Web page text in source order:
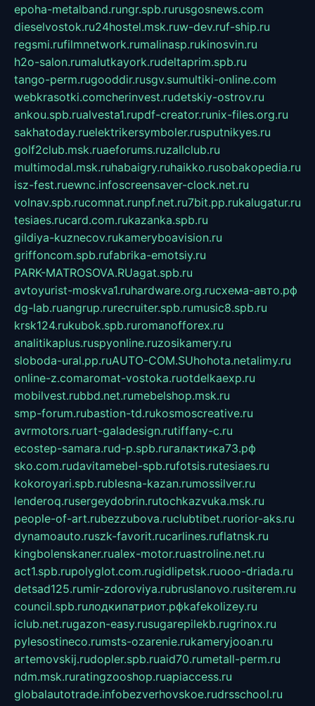
epoha-metalband.rungr.spb.rurusgosnews.com
dieselvostok.ru24hostel.msk.ruw-dev.ruf-ship.ru
regsmi.rufilmnetwork.rumalinasp.rukinosvin.ru
h2o-salon.rumalutkayork.rudeltaprim.spb.ru
tango-perm.rugooddir.rusgv.sumultiki-online.com
webkrasotki.comcherinvest.rudetskiy-ostrov.ru
ankou.spb.rualvesta1.rupdf-creator.runix-files.org.ru
sakhatoday.ruelektrikersymboler.rusputnikyes.ru
golf2club.msk.ruaeforums.ruzallclub.ru
multimodal.msk.ruhabaigry.ruhaikko.rusobakopedia.ru
isz-fest.ruewnc.infoscreensaver-clock.net.ru
volnav.spb.rucomnat.runpf.net.ru7bit.pp.rukalugatur.ru
tesiaes.rucard.com.rukazanka.spb.ru
gildiya-kuznecov.rukameryboavision.ru
griffoncom.spb.rufabrika-emotsiy.ru
PARK-MATROSOVA.RUagat.spb.ru
avtoyurist-moskva1.ruhardware.org.ruсхема-авто.рф
dg-lab.ruangrup.rurecruiter.spb.rumusic8.spb.ru
krsk124.rukubok.spb.ruromanofforex.ru
analitikaplus.ruspyonline.ruzosikamery.ru
sloboda-ural.pp.ruAUTO-COM.SUhohota.netalimy.ru
online-z.comaromat-vostoka.ruotdelkaexp.ru
mobilvest.rubbd.net.rumebelshop.msk.ru
smp-forum.rubastion-td.rukosmoscreative.ru
avrmotors.ruart-galadesign.rutiffany-c.ru
ecostep-samara.rud-p.spb.ruгалактика73.рф
sko.com.rudavitamebel-spb.rufotsis.rutesiaes.ru
kokoroyari.spb.rublesna-kazan.rumossilver.ru
lenderoq.rusergeydobrin.rutochkazvuka.msk.ru
people-of-art.rubezzubova.ruclubtibet.ruorior-aks.ru
dynamoauto.ruszk-favorit.rucarlines.ruflatnsk.ru
kingbolenskaner.rualex-motor.ruastroline.net.ru
act1.spb.rupolyglot.com.rugidlipetsk.ruooo-driada.ru
detsad125.rumir-zdoroviya.rubruslanovo.rusiterem.ru
council.spb.ruлодкипатриот.рфkafekolizey.ru
iclub.net.rugazon-easy.rusugarepilekb.rugrinox.ru
pylesostineco.rumsts-ozarenie.rukameryjooan.ru
artemovskij.rudopler.spb.ruaid70.rumetall-perm.ru
ndm.msk.ruratingzooshop.ruapiaccess.ru
globalautotrade.infobezverhovskoe.rudrsschool.ru